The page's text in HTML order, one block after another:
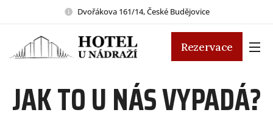
Dvořákova 161/14, České Budějovice
Rezervace
JAK TO U NÁS VYPADÁ?